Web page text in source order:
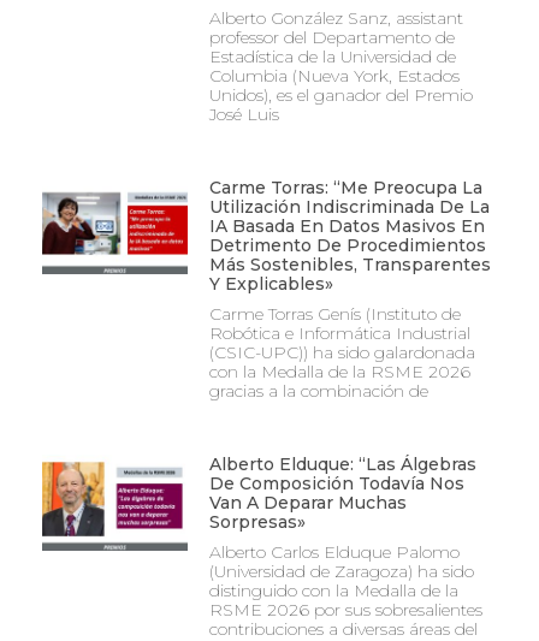
Alberto González Sanz, assistant
professor del Departamento de
Estadística de la Universidad de
Columbia (Nueva York, Estados
Unidos), es el ganador del Premio
José Luis
Carme Torras: “Me Preocupa La
Utilización Indiscriminada De La
IA Basada En Datos Masivos En
Detrimento De Procedimientos
Más Sostenibles, Transparentes
Y Explicables»
Carme Torras Genís (Instituto de
Robótica e Informática Industrial
(CSIC-UPC)) ha sido galardonada
con la Medalla de la RSME 2026
gracias a la combinación de
Alberto Elduque: “Las Álgebras
De Composición Todavía Nos
Van A Deparar Muchas
Sorpresas»
Alberto Carlos Elduque Palomo
(Universidad de Zaragoza) ha sido
distinguido con la Medalla de la
RSME 2026 por sus sobresalientes
contribuciones a diversas áreas del